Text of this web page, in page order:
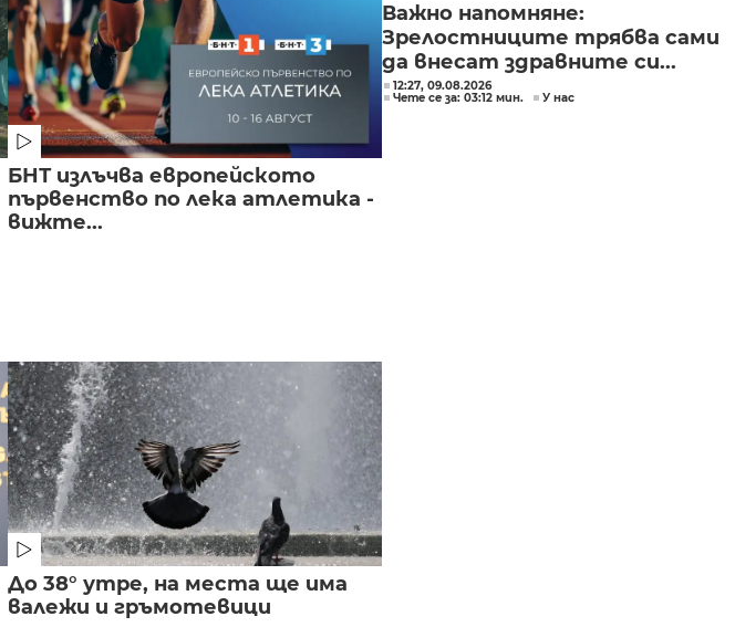
БНТ излъчва европейското
първенство по лека атлетика -
вижте...
До 38° утре, на места ще има
валежи и гръмотевици
Важно напомняне:
Зрелостниците трябва сами
да внесат здравните си...
12:27, 09.08.2026
Чете се за: 03:12 мин.
У нас